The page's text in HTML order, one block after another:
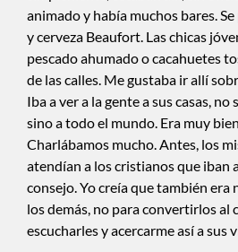
animado y había muchos bares.
y cerveza Beaufort. Las chicas
pescado ahumado o cacahuetes
de las calles. Me gustaba ir allí
Iba a ver a la gente a sus casas, no
sino a todo el mundo. Era muy
Charlábamos mucho. Antes, los
atendían a los cristianos que iban
consejo. Yo creía que también era
los demás, no para convertirlos al
escucharles y acercarme así a sus